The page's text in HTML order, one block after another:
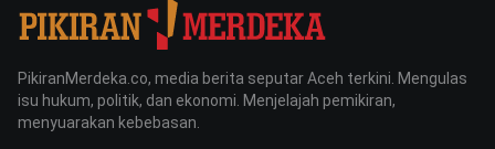
PikiranMerdeka.co, media berita seputar Aceh terkini. Mengulas
isu hukum, politik, dan ekonomi. Menjelajah pemikiran,
menyuarakan kebebasan.